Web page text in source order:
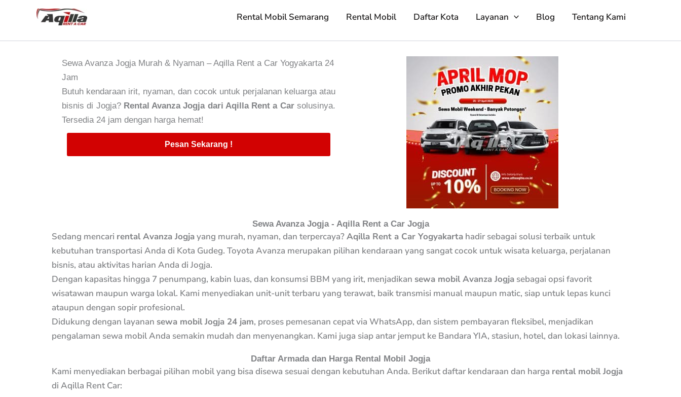
Rental Mobil Semarang Rental Mobil Daftar Kota Layanan Blog Tentang Kami
Sewa Avanza Jogja Murah & Nyaman – Aqilla Rent a Car Yogyakarta 24
Jam
Butuh kendaraan irit, nyaman, dan cocok untuk perjalanan keluarga atau
bisnis di Jogja? Rental Avanza Jogja dari Aqilla Rent a Carsolusinya.
Tersedia 24 jam dengan harga hemat!
Pesan Sekarang !
Sewa Avanza Jogja - Aqilla Rent a Car Jogja
Sedang mencari rental Avanza Jogjayang murah, nyaman, dan terpercaya?Aqilla Rent a Car Yogyakarta hadir sebagai solusi terbaik untuk
kebutuhan transportasi Anda di Kota Gudeg. Toyota Avanza merupakan pilihan kendaraan yang sangat cocok untuk wisata keluarga, perjalanan
bisnis, atau aktivitas harian Anda di Jogja.
Dengan kapasitas hingga 7 penumpang, kabin luas, dan konsumsi BBM yang irit, menjadikan sewa mobil Avanza Jogja sebagai opsi favorit
wisatawan maupun warga lokal. Kami menyediakan unit-unit terbaru yang terawat, baik transmisi manual maupun matic, siap untuk lepas kunci
ataupun dengan sopir profesional.
Didukung dengan layanan sewa mobil Jogja 24 jam, proses pemesanan cepat via WhatsApp, dan sistem pembayaran fleksibel, menjadikan
pengalaman sewa mobil Anda semakin mudah dan menyenangkan. Kami juga siap antar jemput ke Bandara YIA, stasiun, hotel, dan lokasi lainnya.
Daftar Armada dan Harga Rental Mobil Jogja
Kami menyediakan berbagai pilihan mobil yang bisa disewa sesuai dengan kebutuhan Anda. Berikut daftar kendaraan dan harga rental mobil Jogja
di Aqilla Rent Car: